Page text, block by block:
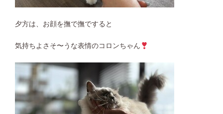
夕方は、お顔を撫で撫ですると
気持ちよさそ〜うな表情のコロンちゃん